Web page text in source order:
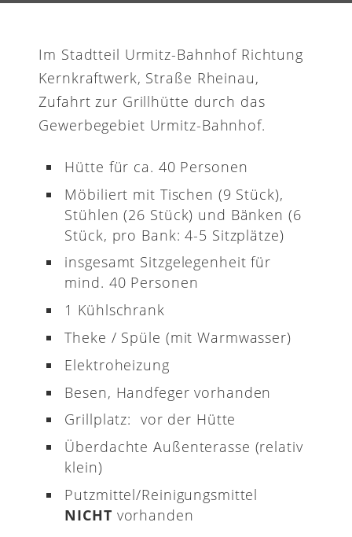
Im Stadtteil Urmitz-Bahnhof Richtung
Kernkraftwerk, Straße Rheinau,
Zufahrt zur Grillhütte durch das
Gewerbegebiet Urmitz-Bahnhof.
Hütte für ca. 40 Personen
Möbiliert mit Tischen (9 Stück),
Stühlen (26 Stück) und Bänken (6
Stück, pro Bank: 4-5 Sitzplätze)
insgesamt Sitzgelegenheit für
mind. 40 Personen
1 Kühlschrank
Theke / Spüle (mit Warmwasser)
Elektroheizung
Besen, Handfeger vorhanden
Grillplatz: vor der Hütte
Überdachte Außenterasse (relativ
klein)
Putzmittel/Reinigungsmittel
NICHT vorhanden